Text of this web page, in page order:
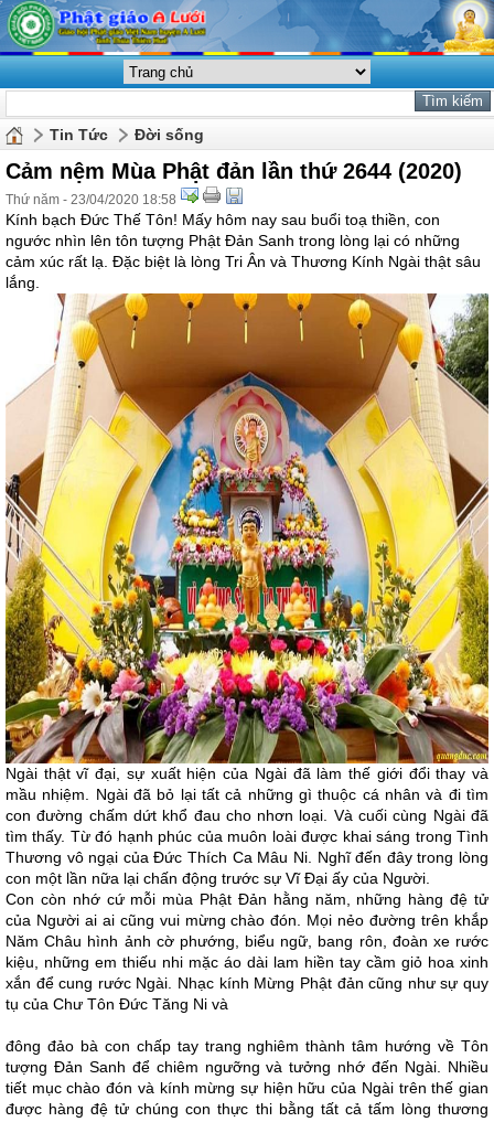
Tin Tức Đời sống
Cảm nệm Mùa Phật đản lần thứ 2644 (2020)
Thứ năm - 23/04/2020 18:58
Kính bạch Đức Thế Tôn! Mấy hôm nay sau buổi toạ thiền, con
ngước nhìn lên tôn tượng Phật Đản Sanh trong lòng lại có những
cảm xúc rất lạ. Đặc biệt là lòng Tri Ân và Thương Kính Ngài thật sâu
lắng.
Ngài thật vĩ đại, sự xuất hiện của Ngài đã làm thế giới đổi thay và
mầu nhiệm. Ngài đã bỏ lại tất cả những gì thuộc cá nhân và đi tìm
con đường chấm dứt khổ đau cho nhơn loại. Và cuối cùng Ngài đã
tìm thấy. Từ đó hạnh phúc của muôn loài được khai sáng trong Tình
Thương vô ngại của Đức Thích Ca Mâu Ni. Nghĩ đến đây trong lòng
con một lần nữa lại chấn động trước sự Vĩ Đại ấy của Người.
Con còn nhớ cứ mỗi mùa Phật Đản hằng năm, những hàng đệ tử
của Người ai ai cũng vui mừng chào đón. Mọi nẻo đường trên khắp
Năm Châu hình ảnh cờ phướng, biểu ngữ, bang rôn, đoàn xe rước
kiệu, những em thiếu nhi mặc áo dài lam hiền tay cầm giỏ hoa xinh
xắn để cung rước Ngài. Nhạc kính Mừng Phật đản cũng như sự quy
tụ của Chư Tôn Đức Tăng Ni và
đông đảo bà con chấp tay trang nghiêm thành tâm hướng về Tôn
tượng Đản Sanh để chiêm ngưỡng và tưởng nhớ đến Ngài. Nhiều
tiết mục chào đón và kính mừng sự hiện hữu của Ngài trên thế gian
được hàng đệ tử chúng con thực thi bằng tất cả tấm lòng thương